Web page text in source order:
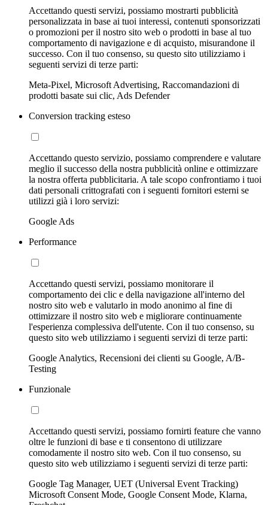
Accettando questi servizi, possiamo mostrarti pubblicità
personalizzata in base ai tuoi interessi, contenuti sponsorizzati
o promozioni per il nostro sito web o prodotti in base al tuo
comportamento di navigazione e di acquisto, misurandone il
successo. Con il tuo consenso, su questo sito utilizziamo i
seguenti servizi di terze parti:
Meta-Pixel, Microsoft Advertising, Raccomandazioni di
prodotti basate sui clic, Ads Defender
Conversion tracking esteso
Accettando questo servizio, possiamo comprendere e valutare
meglio il successo della nostra pubblicità online e ottimizzare
la nostra offerta pubblicitaria. A tale scopo confrontiamo i tuoi
dati personali crittografati con i seguenti fornitori esterni se
utilizzi già i loro servizi:
Google Ads
Performance
Accettando questi servizi, possiamo monitorare il
comportamento dei clic e della navigazione all'interno del
nostro sito web e valutarlo in modo anonimo al fine di
ottimizzare il nostro sito web e migliorare continuamente
l'esperienza complessiva dell'utente. Con il tuo consenso, su
questo sito web utilizziamo i seguenti servizi di terze parti:
Google Analytics, Recensioni dei clienti su Google, A/B-
Testing
Funzionale
Accettando questi servizi, possiamo fornirti feature che vanno
oltre le funzioni di base e ti consentono di utilizzare
comodamente il nostro sito web. Con il tuo consenso, su
questo sito web utilizziamo i seguenti servizi di terze parti:
Google Tag Manager, UET (Universal Event Tracking)
Microsoft Consent Mode, Google Consent Mode, Klarna,